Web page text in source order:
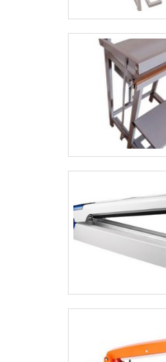
seu ramo de
conquistando cada
satisfeitos com a
produtos nacionais
Entre em contato!.